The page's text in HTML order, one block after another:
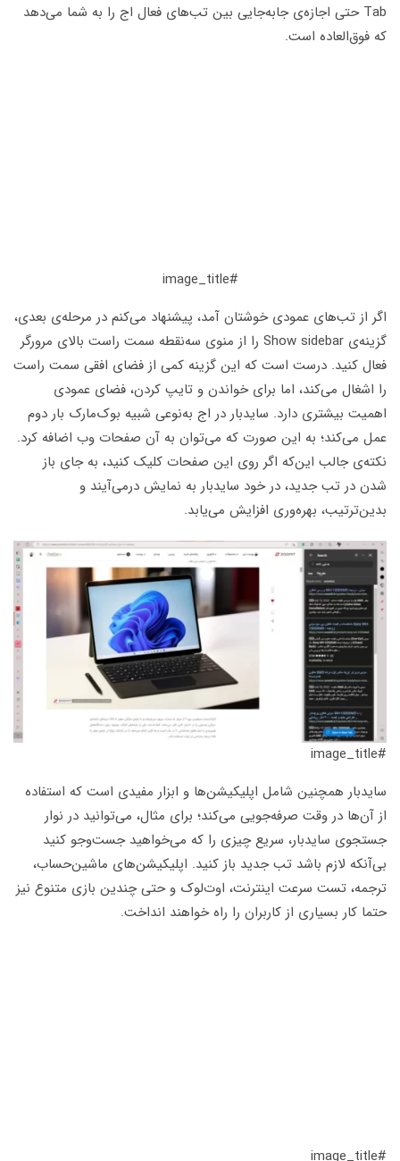
Tab حتی اجازه‌ی جابه‌جایی بین تب‌های فعال اج را به شما می‌دهد
که فوق‌العاده است.
#image_title
اگر از تب‌های عمودی خوشتان آمد، پیشنهاد می‌کنم در مرحله‌ی بعدی،
گزینه‌ی Show sidebar را از منوی سه‌نقطه سمت راست بالای مرورگر
فعال کنید. درست است که این گزینه کمی از فضای افقی سمت راست
را اشغال می‌کند، اما برای خواندن و تایپ کردن، فضای عمودی
اهمیت بیشتری دارد. سایدبار در اج به‌نوعی شبیه بوک‌مارک بار دوم
عمل می‌کند؛ به این صورت که می‌توان به آن صفحات وب اضافه کرد.
نکته‌ی جالب این‌که اگر روی این صفحات کلیک کنید، به جای باز
شدن در تب جدید، در خود سایدبار به نمایش درمی‌آیند و
بدین‌ترتیب، بهره‌وری افزایش می‌یابد.
#image_title
سایدبار همچنین شامل اپلیکیشن‌ها و ابزار مفیدی است که استفاده
از آن‌ها در وقت صرفه‌جویی می‌کند؛ برای مثال، می‌توانید در نوار
جستجوی سایدبار، سریع چیزی را که می‌خواهید جست‌وجو کنید
بی‌آنکه لازم باشد تب جدید باز کنید. اپلیکیشن‌های ماشین‌حساب،
ترجمه، تست سرعت اینترنت، اوت‌لوک و حتی چندین بازی متنوع نیز
حتما کار بسیاری از کاربران را راه خواهند انداخت.
#image_title